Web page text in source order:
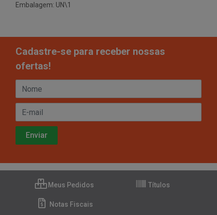
Embalagem: UN\1
Cadastre-se para receber nossas
ofertas!
Meus Pedidos Títulos
Notas Fiscais